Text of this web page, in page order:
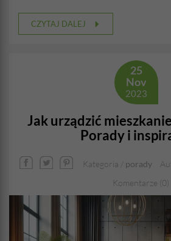
CZYTAJ DALEJ
25
Nov
2023
Jak urządzić
Porady i
Kategoria / porady
Komentarze (0)